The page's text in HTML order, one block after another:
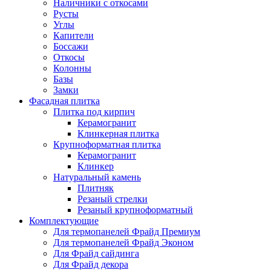
Наличники с откосами
Русты
Углы
Капители
Боссажи
Откосы
Колонны
Базы
Замки
Фасадная плитка
Плитка под кирпич
Керамогранит
Клинкерная плитка
Крупноформатная плитка
Керамогранит
Клинкер
Натуральный камень
Плитняк
Резаный стрелки
Резаный крупноформатный
Комплектующие
Для термопанелей Фрайд Премиум
Для термопанелей Фрайд Эконом
Для Фрайд сайдинга
Для Фрайд декора